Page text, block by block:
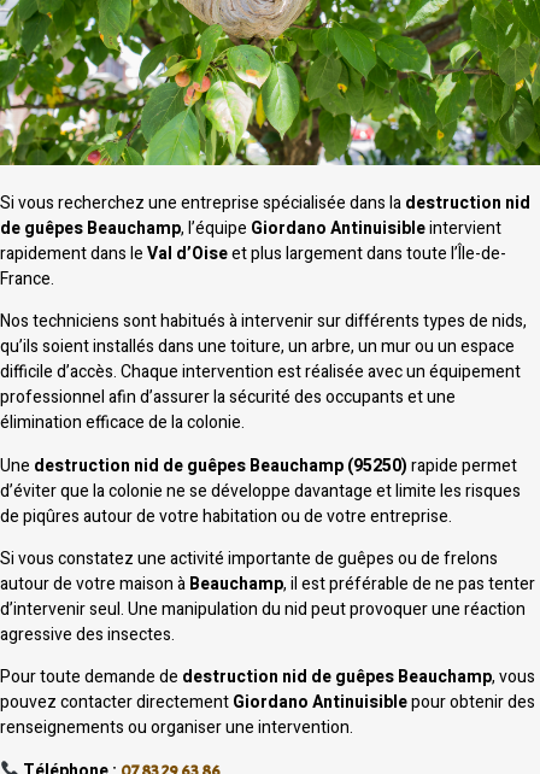
Si vous recherchez une entreprise spécialisée dans ladestruction nid
de guêpes Beauchamp, l’équipe Giordano Antinuisibleintervient
rapidement dans leVal d’Oiseet plus largement dans toute l’Île-de-
France.
Nos techniciens sont habitués à intervenir sur différents types de nids,
qu’ils soient installés dans une toiture, un arbre, un mur ou un espace
difficile d’accès. Chaque intervention est réalisée avec un équipement
professionnel afin d’assurer la sécurité des occupants et une
élimination efficace de la colonie.
Une destruction nid de guêpes Beauchamp (95250)rapide permet
d’éviter que la colonie ne se développe davantage et limite les risques
de piqûres autour de votre habitation ou de votre entreprise.
Si vous constatez une activité importante de guêpes ou de frelons
autour de votre maison àBeauchamp, il est préférable de ne pas tenter
d’intervenir seul. Une manipulation du nid peut provoquer une réaction
agressive des insectes.
Pour toute demande de destruction nid de guêpes Beauchamp, vous
pouvez contacter directementGiordano Antinuisiblepour obtenir des
renseignements ou organiser une intervention.